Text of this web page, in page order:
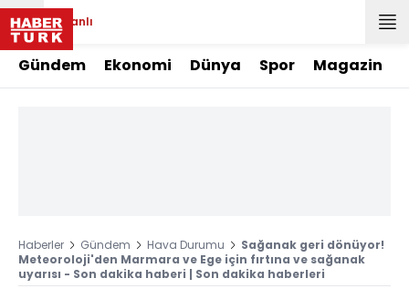
Canlı
Gündem Ekonomi Dünya Spor Magazin
Haberler Gündem Hava Durumu
Sağanak geri dönüyor!
Meteoroloji'den Marmara ve Ege için fırtına ve sağanak
uyarısı - Son dakika haberi | Son dakika haberleri